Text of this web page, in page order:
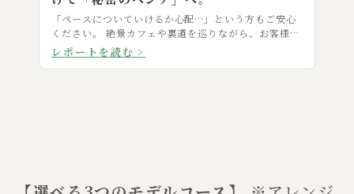
「ペースについていけるか心配…」という方もご安心
ください。 絶景カフェや裏道を巡りながら、お客様だ
けのペースで楽しんだ実際のツアーの様子をご紹介し
ます。
レポートを読む >